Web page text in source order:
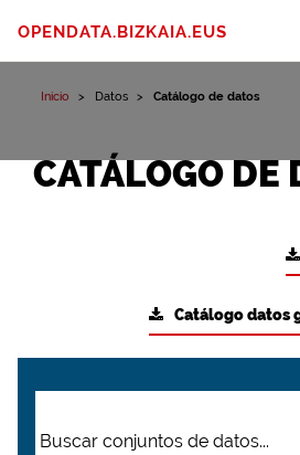
OPENDATA.BIZKAIA.EUS
Inicio Datos Catálogo de datos
CATÁLOGO DE
Catálogo datos